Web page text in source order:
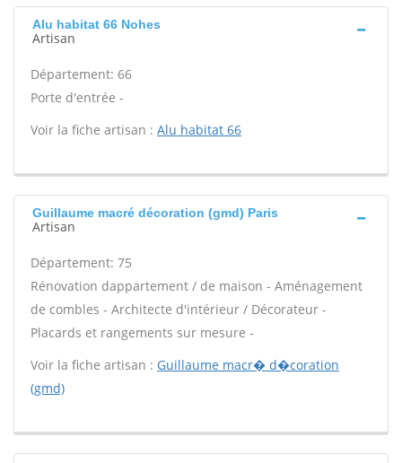
Alu habitat 66 Nohes
Artisan
Département: 66
Porte d'entrée -
Voir la fiche artisan : Alu habitat 66
Guillaume macré décoration (gmd) Paris
Artisan
Département: 75
Rénovation dappartement / de maison - Aménagement
de combles - Architecte d'intérieur / Décorateur -
Placards et rangements sur mesure -
Voir la fiche artisan : Guillaume macr� d�coration
(gmd)